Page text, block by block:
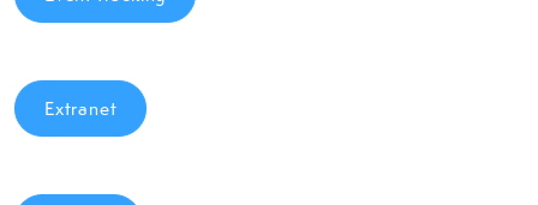
Extranet